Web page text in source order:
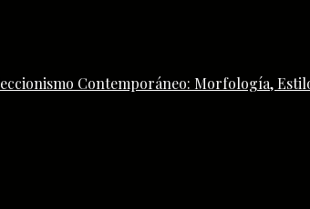
Contemporáneo: Morfología,